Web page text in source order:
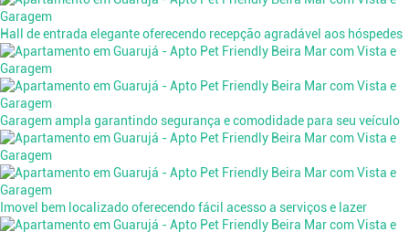
Hall de entrada elegante oferecendo recepção agradável aos hóspedes
Garagem ampla garantindo segurança e comodidade para seu veículo
Imovel bem localizado oferecendo fácil acesso a serviços e lazer